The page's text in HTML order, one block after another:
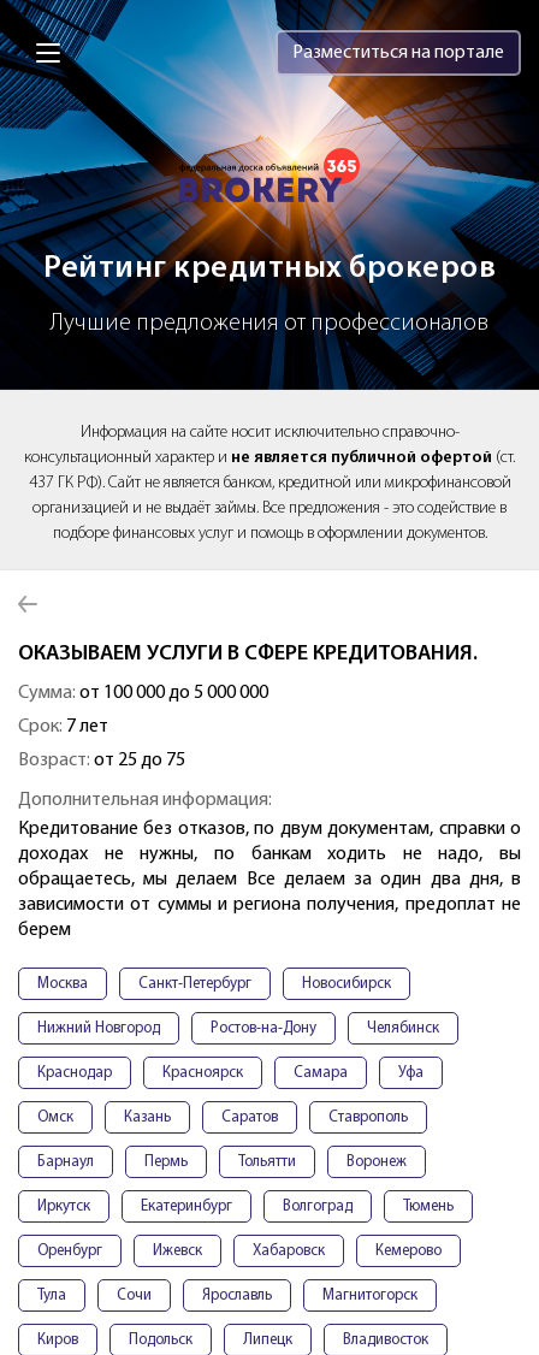
Brokery365 - Рейтинг кредитных
Разместиться на портале
Рейтинг кредитных брокеров
Лучшие предложения от профессионалов
Информация на сайте носит исключительно справочно-
консультационный характер и не является публичной офертой (ст.
437 ГК РФ). Сайт не является банком, кредитной или микрофинансовой
организацией и не выдаёт займы. Все предложения - это содействие в
подборе финансовых услуг и помощь в оформлении документов.
ОКАЗЫВАЕМ УСЛУГИ В СФЕРЕ КРЕДИТОВАНИЯ.
Сумма: от 100 000 до 5 000 000
Срок: 7 лет
Возраст: от 25 до 75
Дополнительная информация:
Кредитование без отказов, по двум документам, справки о
доходах не нужны, по банкам ходить не надо, вы
обращаетесь, мы делаем Все делаем за один два дня, в
зависимости от суммы и региона получения, предоплат не
берем
Москва Санкт-Петербург Новосибирск
Нижний Новгород Ростов-на-Дону Челябинск
Краснодар Красноярск Самара Уфа
Омск Казань Саратов Ставрополь
Барнаул Пермь Тольятти Воронеж
Иркутск Екатеринбург Волгоград Тюмень
Оренбург Ижевск Хабаровск Кемерово
Тула Сочи Ярославль Магнитогорск
Киров Подольск Липецк Владивосток